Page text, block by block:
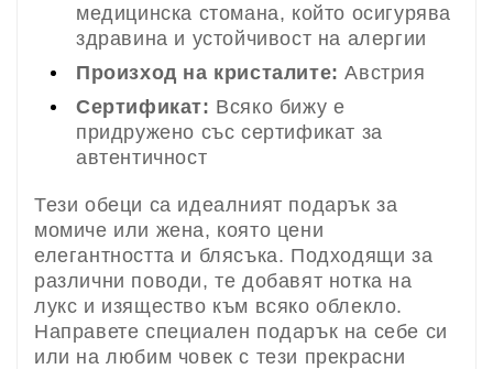
медицинска стомана, който осигурява
здравина и устойчивост на алергии
Произход на кристалите: Австрия
Сертификат: Всяко бижу е
придружено със сертификат за
автентичност
Тези обеци са идеалният подарък за
момиче или жена, която цени
елегантността и блясъка. Подходящи за
различни поводи, те добавят нотка на
лукс и изящество към всяко облекло.
Направете специален подарък на себе си
или на любим човек с тези прекрасни